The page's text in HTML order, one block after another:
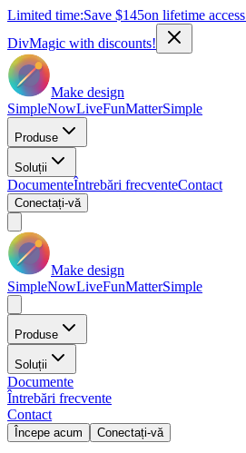
Limited time:Save $145on lifetime access
DivMagic with discounts!
Make design
SimpleNowLiveFunMatterSimple
Produse
Soluții
DocumenteÎntrebări frecventeContact
Conectați-vă
Make design
SimpleNowLiveFunMatterSimple
Produse
Soluții
Documente
Întrebări frecvente
Contact
Începe acum Conectați-vă